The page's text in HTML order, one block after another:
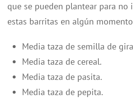
que se pueden plantear para
estas barritas en algún
Media taza de semilla de
Media taza de cereal.
Media taza de pasita.
Media taza de pepita.